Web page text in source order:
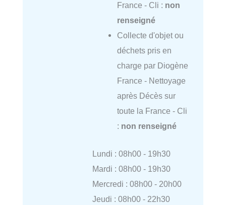
France - Cli : non
renseigné
Collecte d'objet ou
déchets pris en
charge par Diogène
France - Nettoyage
après Décès sur
toute la France - Cli
: non renseigné
Lundi : 08h00 - 19h30
Mardi : 08h00 - 19h30
Mercredi : 08h00 - 20h00
Jeudi : 08h00 - 22h30